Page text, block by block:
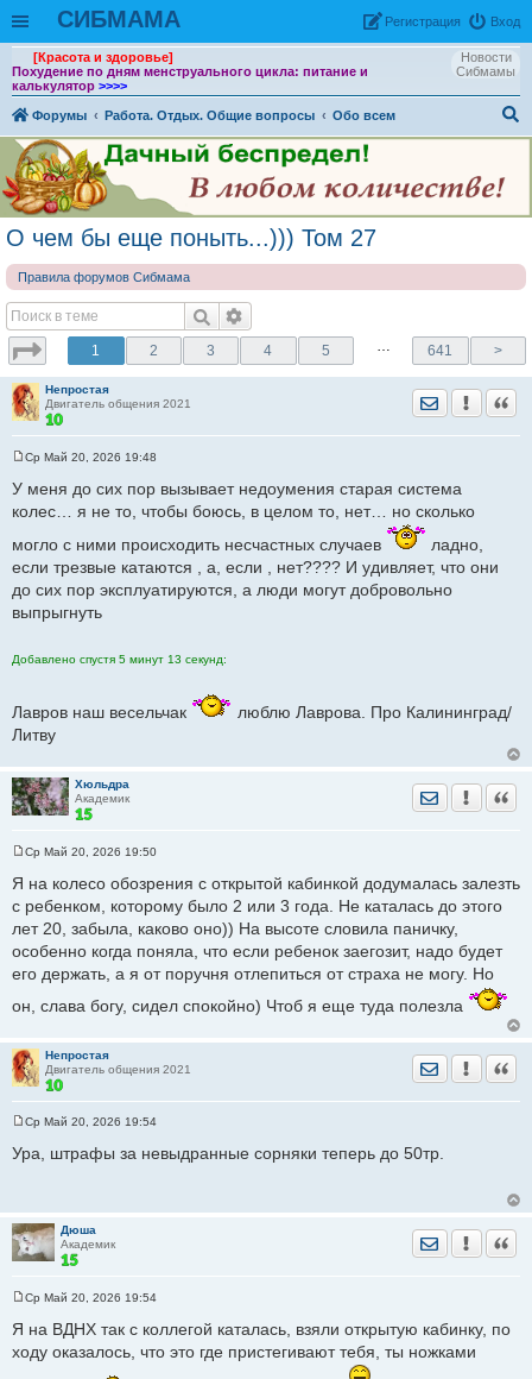
СИБМАМА Вход
Рeгиcтpaция
Новости
Сибмамы
[Красота и здоровье]
Похудение по дням менструального цикла: питание и
калькулятор >>>>
Форумы Работа. Отдых. Общие вопросы
Обо всем
ои
О чем бы еще поныть...))) Том 27
Правила форумов Сибмама
1 2 3 4 5 … 641 >
Непростая
Двигатель общения 2021
Отправить
о
б
е
н
и
Ср Май 20, 2026 19:48
У меня до сих пор вызывает недоумения старая система
колес… я не то, чтобы боюсь, в целом то, нет… но сколько
могло с ними происходить несчастных случаев
ладно,
если трезвые катаются , а, если , нет???? И удивляет, что они
до сих пор эксплуатируются, а люди могут добровольно
выпрыгнуть
Добавлено спустя 5 минут 13 секунд:
Лавров наш весельчак
люблю Лаврова. Про Калининград/
Литву
Хюльдра
Академик
Отправить
о
б
щ
е
н
е
Ср Май 20, 2026 19:50
Я на колесо обозрения с открытой кабинкой додумалась залезть
с ребенком, которому было 2 или 3 года. Не каталась до этого
лет 20, забыла, каково оно)) На высоте словила паничку,
особенно когда поняла, что если ребенок заегозит, надо будет
его держать, а я от поручня отлепиться от страха не могу. Но
он, слава богу, сидел спокойно) Чтоб я еще туда полезла
Непростая
Двигатель общения 2021
Отправить
о
и
е
Ср Май 20, 2026 19:54
Ура, штрафы за невыдранные сорняки теперь до 50тр.
Дюша
Академик
Отправить
о
б
щ
Ср Май 20, 2026 19:54
Я на ВДНХ так с коллегой каталась, взяли открытую кабинку, по
ходу оказалось, что это где пристегивают тебя, ты ножками